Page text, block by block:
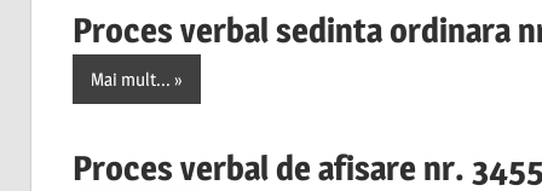
Proces verbal sedinta ordinara
Mai mult...
Proces verbal de afisare nr.